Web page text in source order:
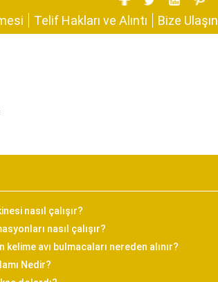
Telif Hakları ve Alıntı Bize Ulaşın
nasıl çalışır?
nasıl çalışır?
kelime avı bulmacaları nereden alınır?
Nedir?